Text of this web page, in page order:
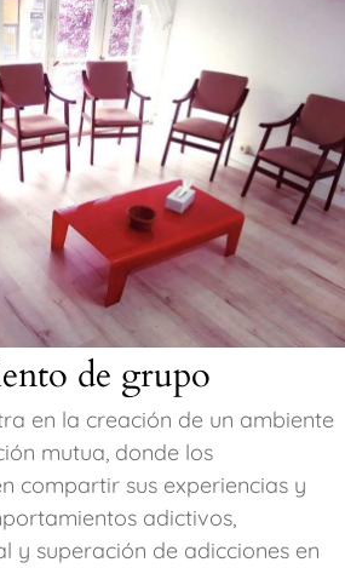
de grupo
en la creación de un ambiente
mutua, donde los
compartir sus experiencias y
adictivos,
y superación de adicciones en